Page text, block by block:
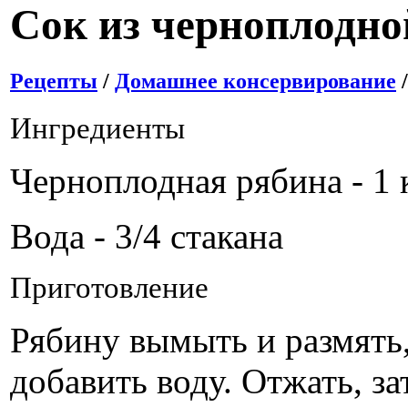
Сок из
Рецепты / Домашнее консервирование
Ингредиенты
Черноплодная рябина - 1
Вода - 3/4 стакана
Приготовление
Рябину вымыть и
добавить воду. Отжать,